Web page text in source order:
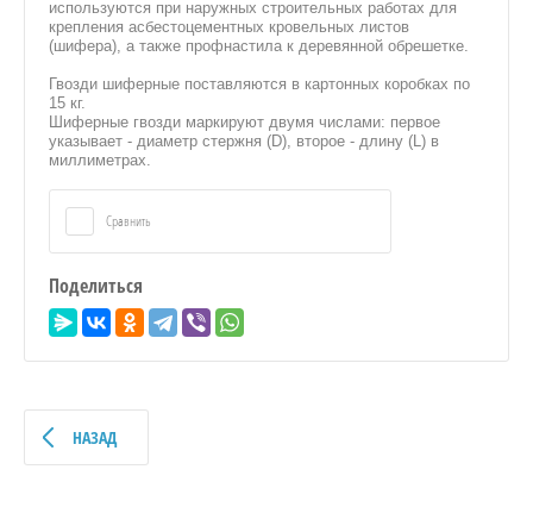
используются при наружных строительных работах для
крепления асбестоцементных кровельных листов
(шифера), а также профнастила к деревянной обрешетке.
Гвозди шиферные поставляются в картонных коробках по
15 кг.
Шиферные гвозди маркируют двумя числами: первое
указывает - диаметр стержня (D), второе - длину (L) в
миллиметрах.
Сравнить
Поделиться
НАЗАД